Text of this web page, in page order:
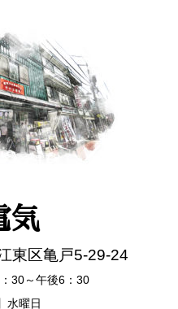
気
東区亀戸5-29-24
30～午後6：30
水曜日